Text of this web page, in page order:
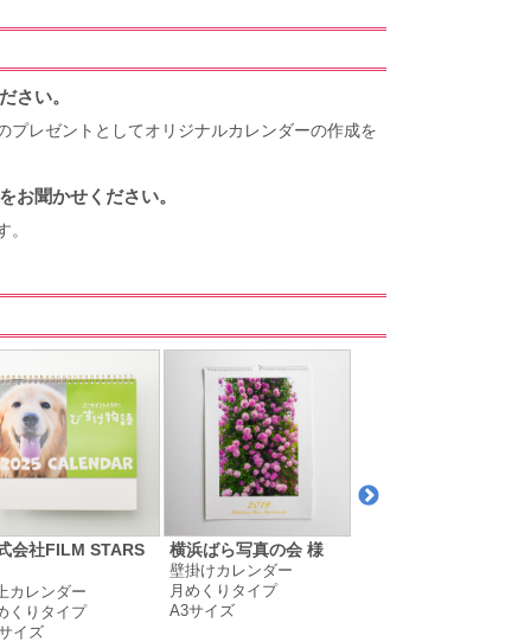
さい。
レゼントとしてオリジナルカレンダーの作成を
お聞かせください。
会社FILM STARS
カレンダー
くりタイプ
イズ
横浜ばら写真の会 様
壁掛けカレンダー
月めくりタイプ
A3サイズ